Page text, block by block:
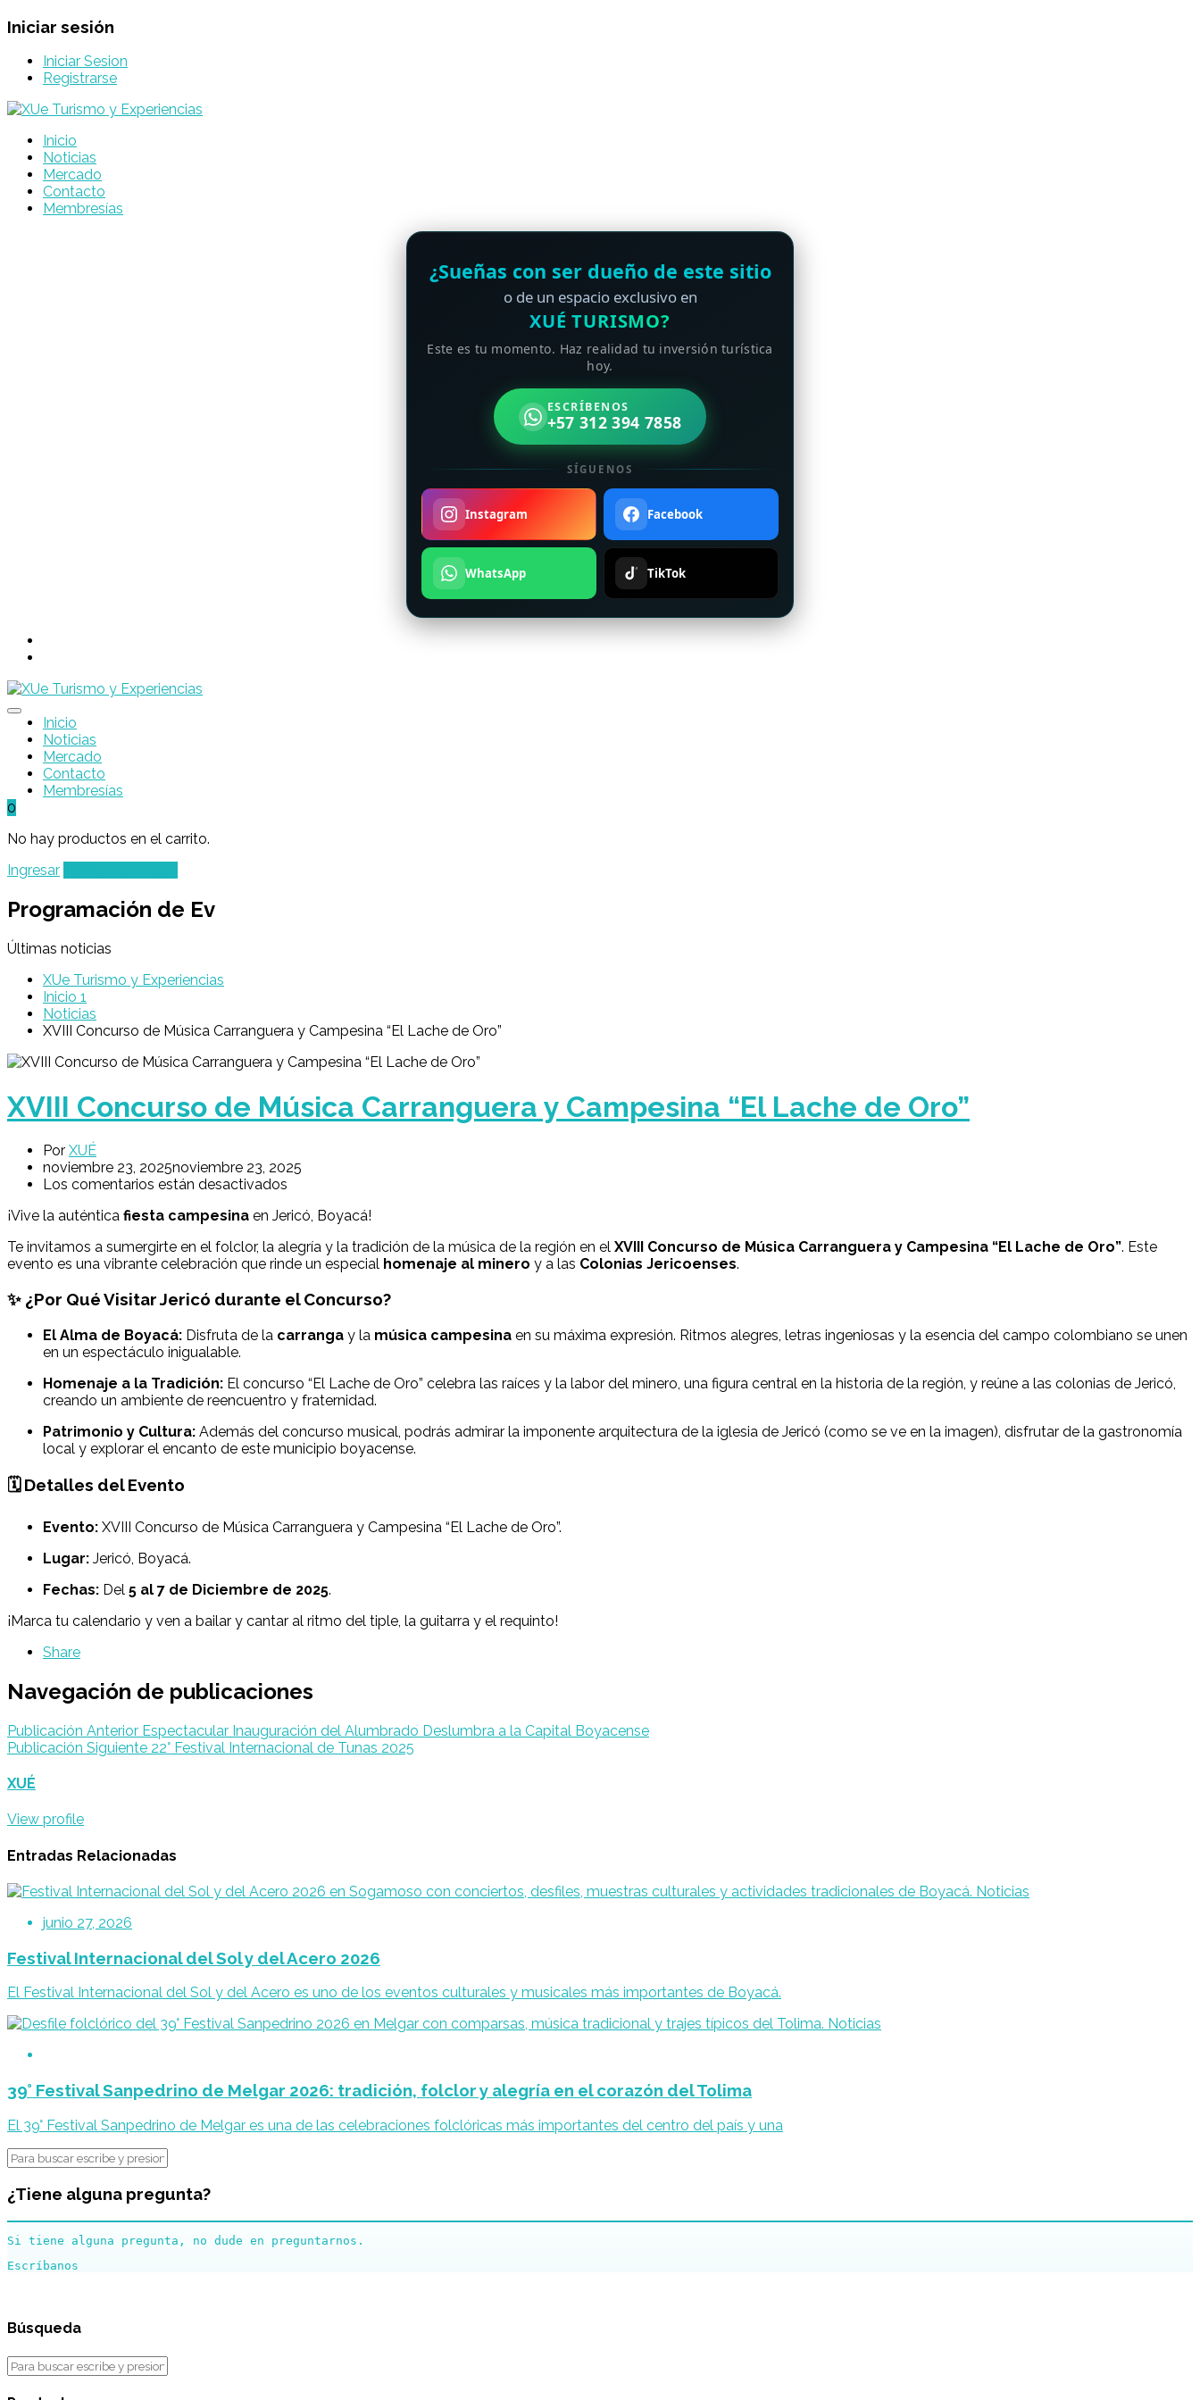
Iniciar sesión
Iniciar Sesion
Registrarse
Inicio
Noticias
Mercado
Contacto
Membresías
¿Sueñas con ser dueño de este sitio
o de un espacio exclusivo en
XUÉ TURISMO?
Este es tu momento. Haz realidad tu inversión turística
hoy.
ESCRÍBENOS
+57 312 394 7858
SÍGUENOS
Instagram Facebook
WhatsApp TikTok
Inicio
Noticias
Mercado
Contacto
Membresías
0
No hay productos en el carrito.
Ingresar
Programación de Ev
Últimas noticias
XUe Turismo y Experiencias
Inicio 1
Noticias
XVIII Concurso de Música Carranguera y Campesina “El Lache de Oro”
XVIII Concurso de Música Carranguera y Campesina “El Lache de Oro”
Por XUÉ
noviembre 23, 2025noviembre 23, 2025
Los comentarios están desactivados
¡Vive la auténtica fiesta campesina en Jericó, Boyacá!
Te invitamos a sumergirte en el folclor, la alegría y la tradición de la música de la región en el XVIII Concurso de Música Carranguera y Campesina “El Lache de Oro”. Este
evento es una vibrante celebración que rinde un especial homenaje al minero y a las Colonias Jericoenses.
✨ ¿Por Qué Visitar Jericó durante el Concurso?
El Alma de Boyacá: Disfruta de la carranga y la música campesina en su máxima expresión. Ritmos alegres, letras ingeniosas y la esencia del campo colombiano se unen
en un espectáculo inigualable.
Homenaje a la Tradición: El concurso “El Lache de Oro” celebra las raíces y la labor del minero, una figura central en la historia de la región, y reúne a las colonias de Jericó,
creando un ambiente de reencuentro y fraternidad.
Patrimonio y Cultura: Además del concurso musical, podrás admirar la imponente arquitectura de la iglesia de Jericó (como se ve en la imagen), disfrutar de la gastronomía
local y explorar el encanto de este municipio boyacense.
🗓️ Detalles del Evento
Evento: XVIII Concurso de Música Carranguera y Campesina “El Lache de Oro”.
Lugar: Jericó, Boyacá.
Fechas: Del 5 al 7 de Diciembre de 2025.
¡Marca tu calendario y ven a bailar y cantar al ritmo del tiple, la guitarra y el requinto!
Share
Navegación de publicaciones
Publicación Anterior Espectacular Inauguración del Alumbrado Deslumbra a la Capital Boyacense
Publicación Siguiente 22° Festival Internacional de Tunas 2025
XUÉ
View profile
Entradas Relacionadas
Noticias
junio 27, 2026
Festival Internacional del Sol y del Acero 2026
El Festival Internacional del Sol y del Acero es uno de los eventos culturales y musicales más importantes de Boyacá.
Noticias
39° Festival Sanpedrino de Melgar 2026: tradición, folclor y alegría en el corazón del Tolima
El 39° Festival Sanpedrino de Melgar es una de las celebraciones folclóricas más importantes del centro del país y una
¿Tiene alguna pregunta?
Si tiene alguna pregunta, no dude en preguntarnos.
Búsqueda